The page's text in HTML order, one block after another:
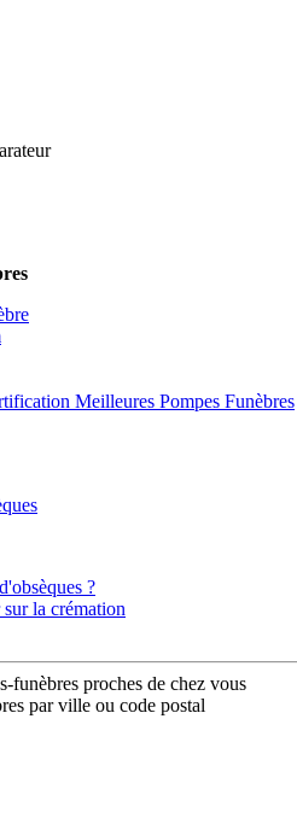
Meilleures Pompes Funèbres
?
la crémation
funèbres proches de chez vous
par ville ou code postal